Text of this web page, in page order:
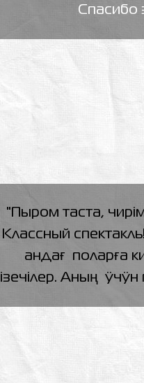
Спасибо
"Пыром таста,
Классный
андағ поларға
iзечiлер. Аның ÿчÿн